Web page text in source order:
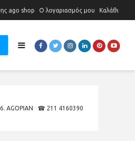
ago shop Ο λογαριασμός μου Καλάθι
AGOPIAN ☎ 211 4160390